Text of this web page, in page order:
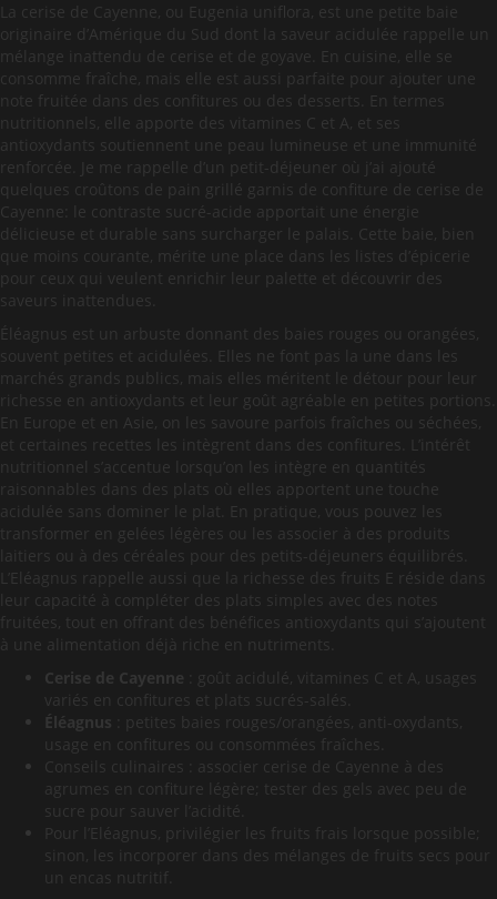
La cerise de Cayenne, ou Eugenia uniflora, est une petite baie
originaire d’Amérique du Sud dont la saveur acidulée rappelle un
mélange inattendu de cerise et de goyave. En cuisine, elle se
consomme fraîche, mais elle est aussi parfaite pour ajouter une
note fruitée dans des confitures ou des desserts. En termes
nutritionnels, elle apporte des vitamines C et A, et ses
antioxydants soutiennent une peau lumineuse et une immunité
renforcée. Je me rappelle d’un petit-déjeuner où j’ai ajouté
quelques croûtons de pain grillé garnis de confiture de cerise de
Cayenne: le contraste sucré-acide apportait une énergie
délicieuse et durable sans surcharger le palais. Cette baie, bien
que moins courante, mérite une place dans les listes d’épicerie
pour ceux qui veulent enrichir leur palette et découvrir des
saveurs inattendues.
Éléagnus est un arbuste donnant des baies rouges ou orangées,
souvent petites et acidulées. Elles ne font pas la une dans les
marchés grands publics, mais elles méritent le détour pour leur
richesse en antioxydants et leur goût agréable en petites portions.
En Europe et en Asie, on les savoure parfois fraîches ou séchées,
et certaines recettes les intègrent dans des confitures. L’intérêt
nutritionnel s’accentue lorsqu’on les intègre en quantités
raisonnables dans des plats où elles apportent une touche
acidulée sans dominer le plat. En pratique, vous pouvez les
transformer en gelées légères ou les associer à des produits
laitiers ou à des céréales pour des petits-déjeuners équilibrés.
L’Eléagnus rappelle aussi que la richesse des fruits E réside dans
leur capacité à compléter des plats simples avec des notes
fruitées, tout en offrant des bénéfices antioxydants qui s’ajoutent
à une alimentation déjà riche en nutriments.
Cerise de Cayenne : goût acidulé, vitamines C et A, usages
variés en confitures et plats sucrés-salés.
Éléagnus : petites baies rouges/orangées, anti-oxydants,
usage en confitures ou consommées fraîches.
Conseils culinaires : associer cerise de Cayenne à des
agrumes en confiture légère; tester des gels avec peu de
sucre pour sauver l’acidité.
Pour l’Eléagnus, privilégier les fruits frais lorsque possible;
sinon, les incorporer dans des mélanges de fruits secs pour
un encas nutritif.